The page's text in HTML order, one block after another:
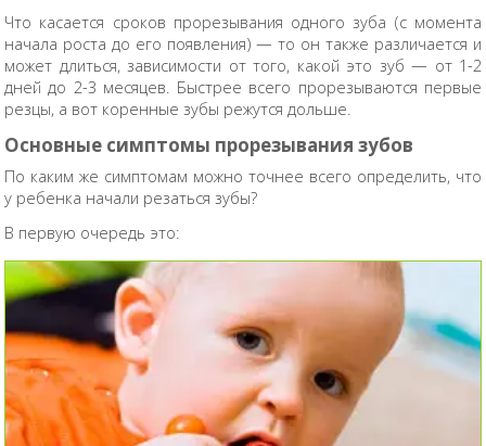
Что касается сроков прорезывания одного зуба (с момента
начала роста до его появления) — то он также различается и
может длиться, зависимости от того, какой это зуб — от 1-2
дней до 2-3 месяцев. Быстрее всего прорезываются первые
резцы, а вот коренные зубы режутся дольше.
Основные симптомы прорезывания зубов
По каким же симптомам можно точнее всего определить, что
у ребенка начали резаться зубы?
В первую очередь это: